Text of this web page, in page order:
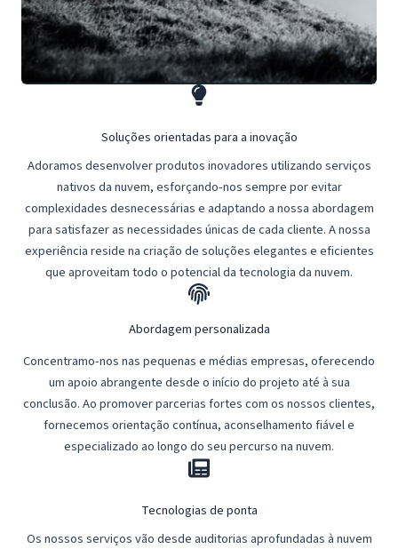
Soluções orientadas para a inovação
Adoramos desenvolver produtos inovadores utilizando serviços
nativos da nuvem, esforçando-nos sempre por evitar
complexidades desnecessárias e adaptando a nossa abordagem
para satisfazer as necessidades únicas de cada cliente. A nossa
experiência reside na criação de soluções elegantes e eficientes
que aproveitam todo o potencial da tecnologia da nuvem.
Abordagem personalizada
Concentramo-nos nas pequenas e médias empresas, oferecendo
um apoio abrangente desde o início do projeto até à sua
conclusão. Ao promover parcerias fortes com os nossos clientes,
fornecemos orientação contínua, aconselhamento fiável e
especializado ao longo do seu percurso na nuvem.
Tecnologias de ponta
Os nossos serviços vão desde auditorias aprofundadas à nuvem